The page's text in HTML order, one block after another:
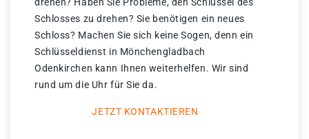
drehen? Haben Sie Probleme, den Schlüssel des
Schlosses zu drehen? Sie benötigen ein neues
Schloss? Machen Sie sich keine Sogen, denn ein
Schlüsseldienst in Mönchengladbach
Odenkirchen kann Ihnen weiterhelfen. Wir sind
rund um die Uhr für Sie da.
JETZT KONTAKTIEREN